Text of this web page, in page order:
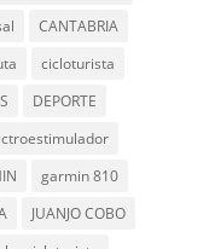
CANTABRIA
cicloturista
DEPORTE
garmin 810
JUANJO COBO